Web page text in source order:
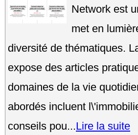
Network est
met en
diversité de thématiques.
expose des articles
domaines de la vie
abordés incluent
conseils pou...Lire la suite